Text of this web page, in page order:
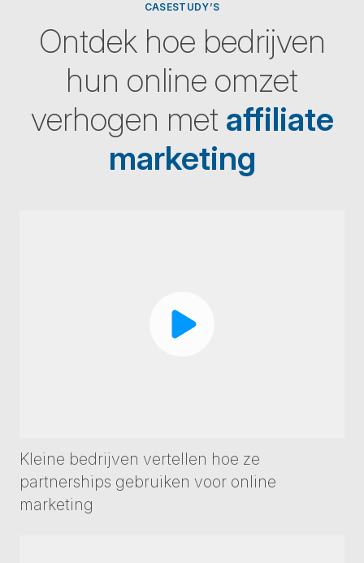
CASESTUDY’S
Ontdek hoe bedrijven
hun online omzet
verhogen met affiliate
marketing
Kleine bedrijven vertellen hoe ze
partnerships gebruiken voor online
marketing